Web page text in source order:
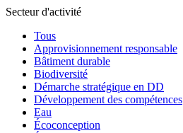
Secteur d'activité
Tous
Approvisionnement responsable
Bâtiment durable
Biodiversité
Démarche stratégique en DD
Développement des compétences
Eau
Écoconception